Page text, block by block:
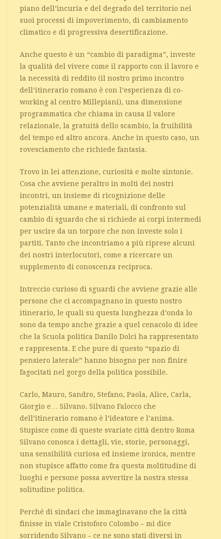
piano dell’incuria e del degrado del territorio nei
suoi processi di impoverimento, di cambiamento
climatico e di progressiva desertificazione.
Anche questo è un “cambio di paradigma”, investe
la qualità del vivere come il rapporto con il lavoro e
la necessità di reddito (il nostro primo incontro
dell’itinerario romano è con l’esperienza di co-
working al centro Millepiani), una dimensione
programmatica che chiama in causa il valore
relazionale, la gratuità dello scambio, la fruibilità
del tempo ed altro ancora. Anche in questo caso, un
rovesciamento che richiede fantasia.
Trovo in lei attenzione, curiosità e molte sintonie.
Cosa che avviene peraltro in molti dei nostri
incontri, un insieme di ricognizione delle
potenzialità umane e materiali, di confronto sul
cambio di sguardo che si richiede ai corpi intermedi
per uscire da un torpore che non investe solo i
partiti. Tanto che incontriamo a più riprese alcuni
dei nostri interlocutori, come a ricercare un
supplemento di conoscenza reciproca.
Intreccio curioso di sguardi che avviene grazie alle
persone che ci accompagnano in questo nostro
itinerario, le quali su questa lunghezza d’onda lo
sono da tempo anche grazie a quel cenacolo di idee
che la Scuola politica Danilo Dolci ha rappresentato
e rappresenta. E che pure di questo “spazio di
pensiero laterale” hanno bisogno per non finire
fagocitati nel gorgo della politica possibile.
Carlo, Mauro, Sandro, Stefano, Paola, Alice, Carla,
Giorgio e… Silvano. Silvano Falocco che
dell’itinerario romano è l’ideatore e l’anima.
Stupisce come di queste svariate città dentro Roma
Silvano conosca i dettagli, vie, storie, personaggi,
una sensibilità curiosa ed insieme ironica, mentre
non stupisce affatto come fra questa moltitudine di
luoghi e persone possa avvertire la nostra stessa
solitudine politica.
Perché di sindaci che immaginavano che la città
finisse in viale Cristoforo Colombo – mi dice
sorridendo Silvano – ce ne sono stati diversi in